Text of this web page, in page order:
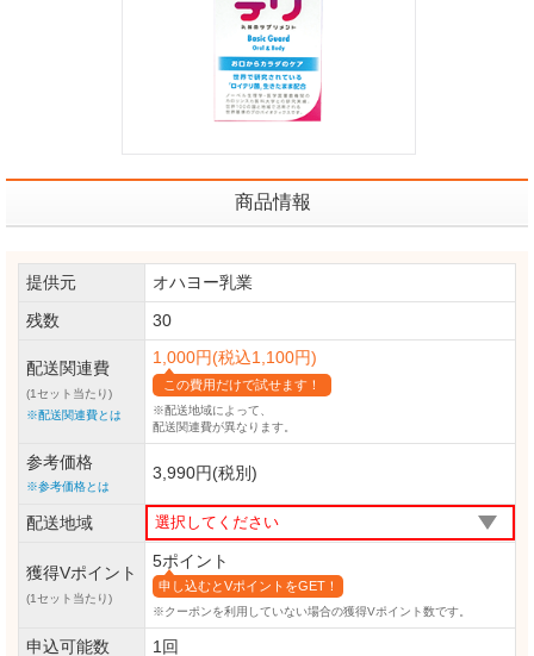
商品情報
提供元
オハヨー乳業
残数
30
配送関連費
(1セット当たり)
※配送関連費とは
1,000円(税込1,100円)
この費用だけで試せます！
※配送地域によって、
配送関連費が異なります。
参考価格
※参考価格とは
3,990円(税別)
配送地域
獲得Vポイント
(1セット当たり)
5ポイント
申し込むとVポイントをGET！
※クーポンを利用していない場合の獲得Vポイント数です。
申込可能数 1回